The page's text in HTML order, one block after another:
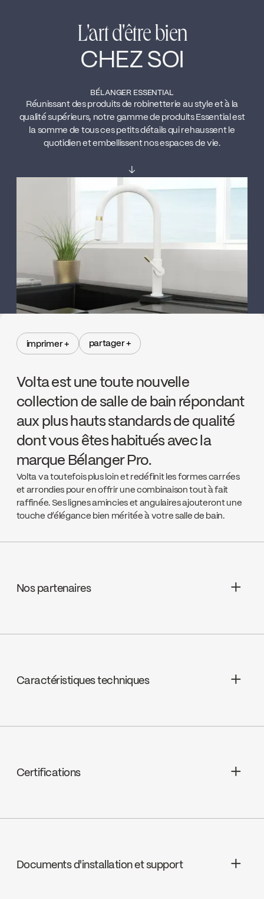
L'art d'être bien
CHEZ SOI
BÉLANGER ESSENTIAL
Réunissant des produits de robinetterie au style et à la
qualité supérieurs, notre gamme de produits Essential est
la somme de tous ces petits détails qui rehaussent le
quotidien et embellissent nos espaces de vie.
↓
imprimer + partager +
Volta est une toute nouvelle
collection de salle de bain répondant
aux plus hauts standards de qualité
dont vous êtes habitués avec la
marque Bélanger Pro.
Volta va toutefois plus loin et redéfinit les formes carrées
et arrondies pour en offrir une combinaison tout à fait
raffinée. Ses lignes amincies et angulaires ajouteront une
touche d’élégance bien méritée à votre salle de bain.
Nos partenaires
Deschênes
Caractéristiques techniques
Garantie à vie limitée
équilibrée, FC9AC010
Limiteur de température ajustable
Certifications
Documents d'installation et support